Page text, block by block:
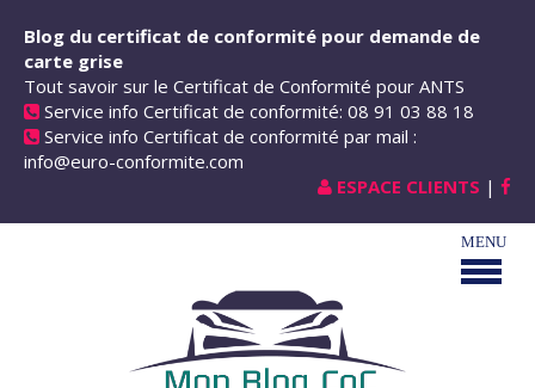
Blog du certificat de conformité pour demande de
carte grise
Tout savoir sur le Certificat de Conformité pour ANTS
Service info Certificat de conformité: 08 91 03 88 18
Service info Certificat de conformité par mail :
info@euro-conformite.com
ESPACE CLIENTS |